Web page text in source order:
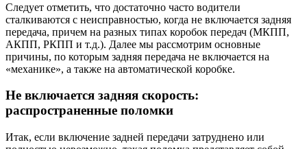
Следует отметить, что достаточно часто водители
сталкиваются с неисправностью, когда не включается задняя
передача, причем на разных типах коробок передач (МКПП,
АКПП, РКПП и т.д.). Далее мы рассмотрим основные
причины, по которым задняя передача не включается на
«механике», а также на автоматической коробке.
Не включается задняя скорость:
распространенные поломки
Итак, если включение задней передачи затруднено или